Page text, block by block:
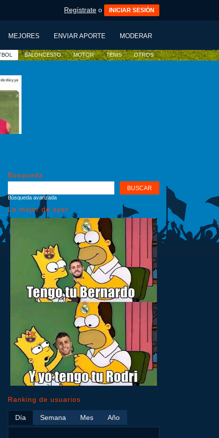
Regístrate o INICIAR SESIÓN
MEJORES ENVIAR APORTE MODERAR
BALONCESTO MOTOR TENIS OTROS
Búsqueda
Búsqueda avanzada
Lo mejor de ayer
Ranking de usuarios
Día Semana Mes Año